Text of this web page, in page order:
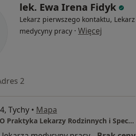
lek. Ewa Irena Fidyk
Lekarz pierwszego kontaktu, Lekarz
medycyny pracy · Więcej
2
Tychy • Mapa
NZOZ MEDICO Praktyka Lekarzy Rodzinnych i Specjalistów